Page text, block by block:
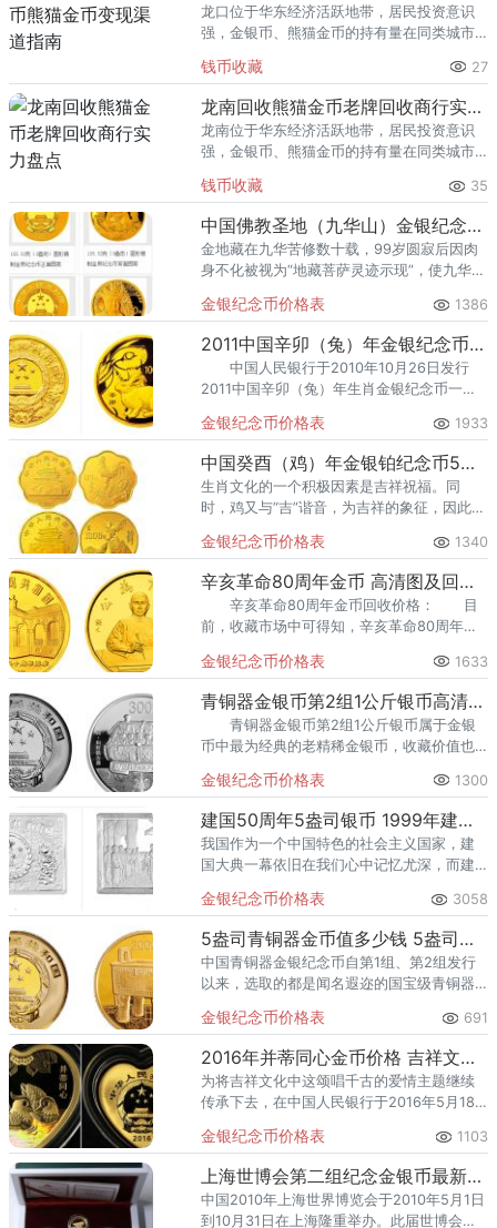
龙口位于华东经济活跃地带，居民投资意识
强，金银币、熊猫金币的持有量在同类城市
熊猫金币的需求就明显升温，但鱼龙混杂的
回收渠道里，能精准识别版别溢
钱币收藏 27
龙南回收熊猫金币老牌回收商行实力盘点
龙南位于华东经济活跃地带，居民投资意识
强，金银币、熊猫金币的持有量在同类城市
熊猫金币的需求就明显升温，但鱼龙混杂的
回收渠道里，能精准识别版别溢
钱币收藏 35
中国佛教圣地（九华山）金银纪念币155.52克（5盎司）圆形金质纪念币
金地藏在九华苦修数十载，99岁圆寂后因肉
身不化被视为“地藏菩萨灵迹示现”，使九华山
金银纪念币价格表 1386
2011中国辛卯（兔）年金银纪念币10公斤圆形精制金质纪念币
中国人民银行于2010年10月26日发行
2011中国辛卯（兔）年生肖金银纪念币一
7枚，均为中华人民共和国法定货币。
金银纪念币价格表 1933
中国癸酉（鸡）年金银铂纪念币5盎司圆形金质纪念币
生肖文化的一个积极因素是吉祥祝福。同
时，鸡又与“吉”谐音，为吉祥的象征，因此历
金银纪念币价格表 1340
辛亥革命80周年金币 高清图及回收价格
辛亥革命80周年金币回收价格： 目
前，收藏市场中可得知，辛亥革命80周年金
上门回收金银纪念币，价格高上门安面交
易，安全有保障。
金银纪念币价格表 1633
青铜器金银币第2组1公斤银币高清图 回收价
青铜器金银币第2组1公斤银币属于金银
币中最为经典的老精稀金银币，收藏价值也
金银纪念币价格表 1300
建国50周年5盎司银币 1999年建国50周年金银纪念币价格表汇总
我国作为一个中国特色的社会主义国家，建
国大典一幕依旧在我们心中记忆尤深，而建
史，同时通过1999年建国50周年金银纪念币
价格表汇总分析出其目前的行情趋势，整体
向下并平衡发展。
金银纪念币价格表 3058
5盎司青铜器金币值多少钱 5盎司青铜器金币价格
中国青铜器金银纪念币自第1组、第2组发行
以来，选取的都是闻名遐迩的国宝级青铜器
闻名的后母戊鼎，器形之巨，是目前出土的
单体最重的青铜器；器形之
金银纪念币价格表 691
2016年并蒂同心金币价格 吉祥文化8克并蒂同心金币回收价格
为将吉祥文化中这颂唱千古的爱情主题继续
传承下去，在中国人民银行于2016年5月18
心”为主题的金银币。2016年并蒂同心金币正
面图案均为中华
金银纪念币价格表 1103
上海世博会第二组纪念金银币最新回收价格 2010年上海世博会第二组金银币最新价格
中国2010年上海世界博览会于2010年5月1日
到10月31日在上海隆重举办。此届世博会演